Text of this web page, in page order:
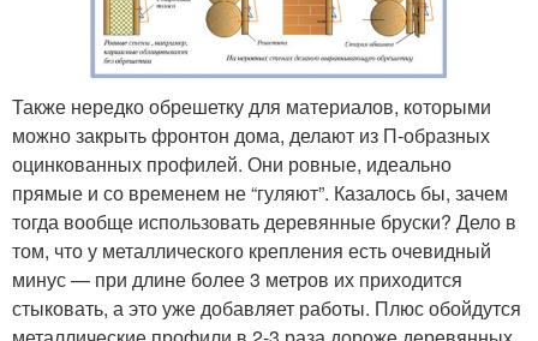
Также нередко обрешетку для материалов, которыми
можно закрыть фронтон дома, делают из П-образных
оцинкованных профилей. Они ровные, идеально
прямые и со временем не “гуляют”. Казалось бы, зачем
тогда вообще использовать деревянные бруски? Дело в
том, что у металлического крепления есть очевидный
минус — при длине более 3 метров их приходится
стыковать, а это уже добавляет работы. Плюс обойдутся